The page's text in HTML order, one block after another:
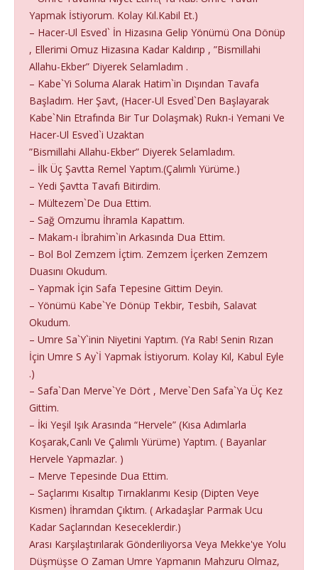
Yapmak İstiyorum. Kolay Kıl.Kabil Et.)
– Hacer-Ul Esved` İn Hizasına Gelip Yönümü Ona Dönüp
, Ellerimi Omuz Hizasına Kadar Kaldırıp , ”Bismillahi
Allahu-Ekber” Diyerek Selamladım .
– Kabe`Yi Soluma Alarak Hatim`in Dışından Tavafa
Başladım. Her Şavt, (Hacer-Ul Esved`Den Başlayarak
Kabe`Nin Etrafında Bir Tur Dolaşmak) Rukn-i Yemani Ve
Hacer-Ul Esved`i Uzaktan
”Bismillahi Allahu-Ekber” Diyerek Selamladım.
– İlk Üç Şavtta Remel Yaptım.(Çalımlı Yürüme.)
– Yedi Şavtta Tavafı Bitirdim.
– Mültezem`De Dua Ettim.
– Sağ Omzumu İhramla Kapattım.
– Makam-ı İbrahim`in Arkasında Dua Ettim.
– Bol Bol Zemzem İçtim. Zemzem İçerken Zemzem
Duasını Okudum.
– Yapmak İçin Safa Tepesine Gittim Deyin.
– Yönümü Kabe`Ye Dönüp Tekbir, Tesbih, Salavat
Okudum.
– Umre Sa`Y`inin Niyetini Yaptım. (Ya Rab! Senin Rızan
İçin Umre S Ay`İ Yapmak İstiyorum. Kolay Kıl, Kabul Eyle
.)
– Safa`Dan Merve`Ye Dört , Merve`Den Safa`Ya Üç Kez
Gittim.
– İki Yeşil Işık Arasında “Hervele” (Kısa Adımlarla
Koşarak,Canlı Ve Çalımlı Yürüme) Yaptım. ( Bayanlar
Hervele Yapmazlar. )
– Merve Tepesinde Dua Ettim.
– Saçlarımı Kısaltıp Tırnaklarımı Kesip (Dipten Veye
Kısmen) İhramdan Çıktım. ( Arkadaşlar Parmak Ucu
Kadar Saçlarından Keseceklerdir.)
Arası Karşılaştırılarak Gönderiliyorsa Veya Mekke'ye Yolu
Düşmüşse O Zaman Umre Yapmanın Mahzuru Olmaz,